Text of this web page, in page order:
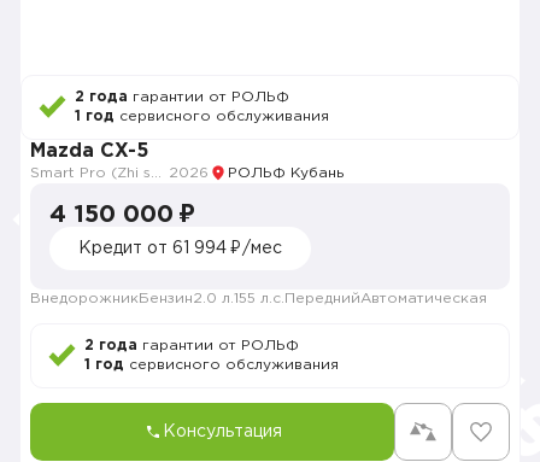
2 года гарантии от РОЛЬФ
1 год сервисного обслуживания
Mazda CX-5
2026 РОЛЬФ Кубань
4 150 000 ₽
Кредит от 61 994 ₽/мес
Внедорожник Бензин2.0 л. 155 л.с. ПереднийАвтоматическая
2 года гарантии от РОЛЬФ
1 год сервисного обслуживания
Консультация